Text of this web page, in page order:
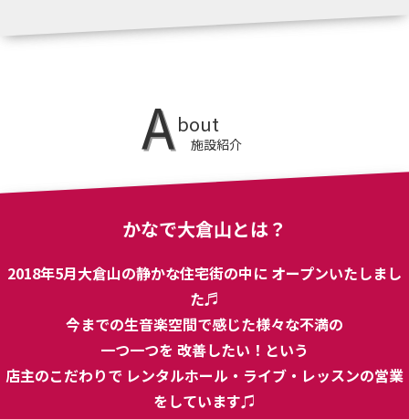
About
施設紹介
かなで大倉山とは？
2018年5月大倉山の静かな住宅街の中に オープンいたしまし
た♬
今までの生音楽空間で感じた様々な不満の
一つ一つを 改善したい！という
店主のこだわりで レンタルホール・ライブ・レッスンの営業
をしています♫